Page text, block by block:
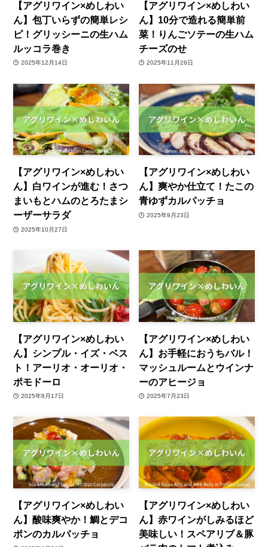
【アグリワイン×めしわい
ん】包丁いらずの簡単レシ
ピ！グリッシーニの生ハム
ルッコラ巻き
2025年12月14日
【アグリワイン×めしわい
ん】10分で造れる簡単前
菜！りんごソテーの生ハム
チーズのせ
2025年11月26日
【アグリワイン×めしわい
ん】白ワインが進む！さつ
まいもとハムのとろたまシ
ーザーサラダ
2025年10月27日
【アグリワイン×めしわい
ん】爽やか仕立て！たこの
青ゆずカルパッチョ
2025年9月23日
【アグリワイン×めしわい
ん】シンプル・イズ・ベス
ト！アーリオ・オーリオ・
ポモドーロ
2025年8月17日
【アグリワイン×めしわい
ん】お手軽におうちバル！
マッシュルームとウインナ
ーのアヒージョ
2025年7月23日
【アグリワイン×めしわい
ん】酸味爽やか！鯛とデコ
ポンのカルパッチョ
【アグリワイン×めしわい
ん】赤ワインがしみるほど
美味しい！スペアリブ＆豚